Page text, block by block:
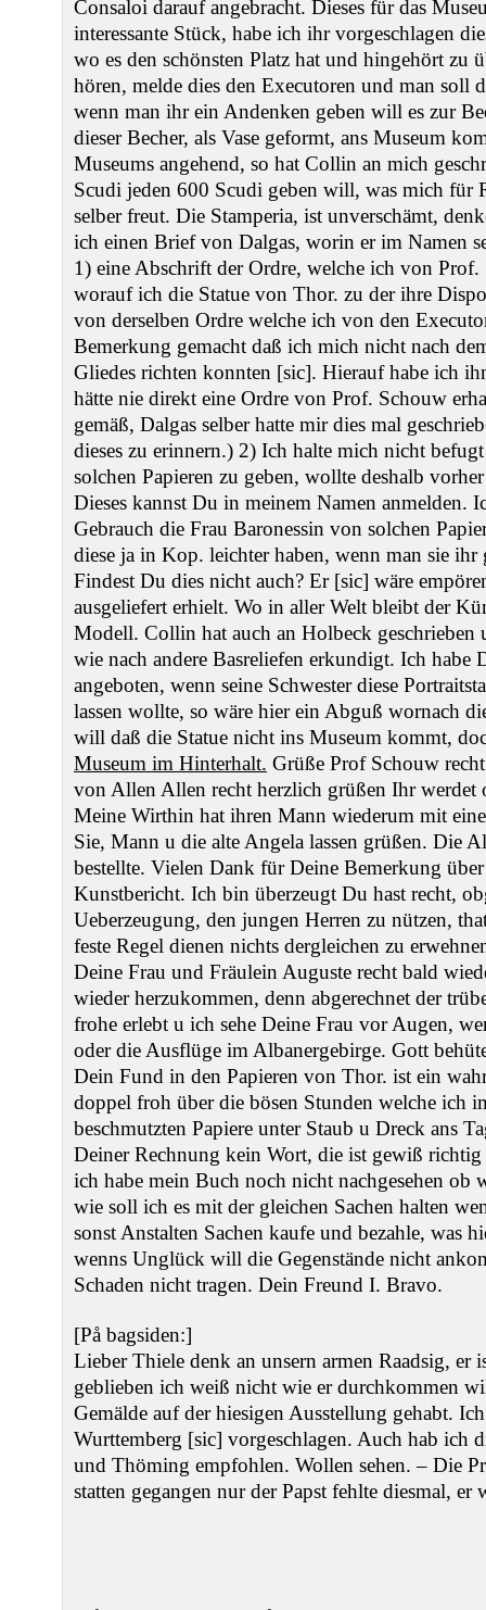
Consaloi darauf angebracht. Dieses für das
interessante Stück, habe ich ihr vorgeschlagen
wo es den schönsten Platz hat und hingehört zu
hören, melde dies den Executoren und man soll
wenn man ihr ein Andenken geben will es zur
dieser Becher, als Vase geformt, ans Museum
Museums angehend, so hat Collin an mich
Scudi jeden 600 Scudi geben will, was mich für
selber freut. Die Stamperia, ist unverschämt,
ich einen Brief von Dalgas, worin er im Namen
1) eine Abschrift der Ordre, welche ich von
worauf ich die Statue von Thor. zu der ihre
von derselben Ordre welche ich von den
Bemerkung gemacht daß ich mich nicht nach
Gliedes richten konnten [sic]. Hierauf habe ich
hätte nie direkt eine Ordre von Prof. Schouw
gemäß, Dalgas selber hatte mir dies mal
dieses zu erinnern.) 2) Ich halte mich nicht
solchen Papieren zu geben, wollte deshalb
Dieses kannst Du in meinem Namen anmelden.
Gebrauch die Frau Baronessin von solchen
diese ja in Kop. leichter haben, wenn man sie
Findest Du dies nicht auch? Er [sic] wäre
ausgeliefert erhielt. Wo in aller Welt bleibt der
Modell. Collin hat auch an Holbeck geschrieben
wie nach andere Basreliefen erkundigt. Ich habe
angeboten, wenn seine Schwester diese
lassen wollte, so wäre hier ein Abguß wornach
will daß die Statue nicht ins Museum kommt,
Museum im Hinterhalt. Grüße Prof Schouw
von Allen Allen recht herzlich grüßen Ihr werdet
Meine Wirthin hat ihren Mann wiederum mit
Sie, Mann u die alte Angela lassen grüßen. Die
bestellte. Vielen Dank für Deine Bemerkung
Kunstbericht. Ich bin überzeugt Du hast recht,
Ueberzeugung, den jungen Herren zu nützen,
feste Regel dienen nichts dergleichen zu
Deine Frau und Fräulein Auguste recht bald
wieder herzukommen, denn abgerechnet der
frohe erlebt u ich sehe Deine Frau vor Augen,
oder die Ausflüge im Albanergebirge. Gott
Dein Fund in den Papieren von Thor. ist ein
doppel froh über die bösen Stunden welche ich
beschmutzten Papiere unter Staub u Dreck ans
Deiner Rechnung kein Wort, die ist gewiß
ich habe mein Buch noch nicht nachgesehen ob
wie soll ich es mit der gleichen Sachen halten
sonst Anstalten Sachen kaufe und bezahle, was
wenns Unglück will die Gegenstände nicht
Schaden nicht tragen. Dein Freund I. Bravo.
[På bagsiden:]
Lieber Thiele denk an unsern armen Raadsig, er
geblieben ich weiß nicht wie er durchkommen
Gemälde auf der hiesigen Ausstellung gehabt.
Wurttemberg [sic] vorgeschlagen. Auch hab ich
und Thöming empfohlen. Wollen sehen. – Die
statten gegangen nur der Papst fehlte diesmal, er